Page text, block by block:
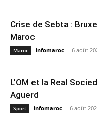
Crise de Sebta :
Maroc
Maroc infomaroc - 6 août
L’OM et la Real
Aguerd
Sport infomaroc - 6 août